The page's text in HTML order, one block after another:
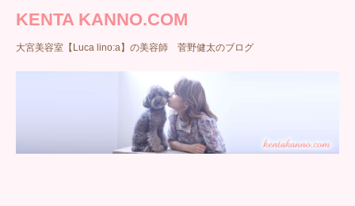
KENTA KANNO.COM
大宮美容室【Luca lino:a】の美容師 菅野健太のブログ